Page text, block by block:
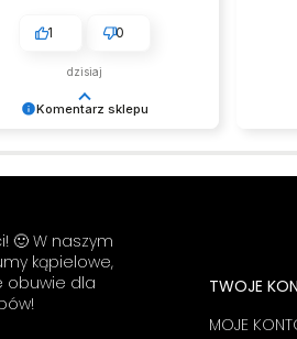
Komentarz sklepu
1 0
dzisiaj
🙂 W naszym
kąpielowe,
obuwie dla
TWOJE
MOJE